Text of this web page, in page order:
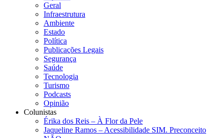
Geral
Infraestrutura
Ambiente
Estado
Política
Publicações Legais
Segurança
Saúde
Tecnologia
Turismo
Podcasts
Opinião
Colunistas
Érika dos Reis​ – À Flor da Pele
Jaqueline Ramos – Acessibilidade SIM. Preconceito